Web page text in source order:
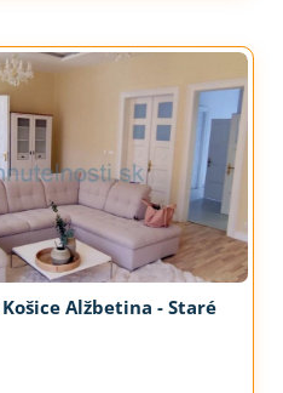
Alžbetina - Staré